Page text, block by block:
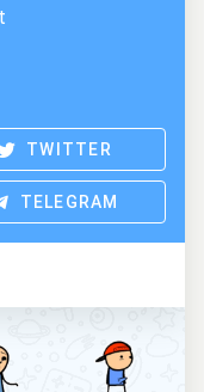
TWITTER
TELEGRAM